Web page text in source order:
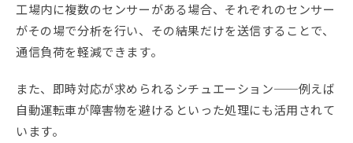
工場内に複数のセンサーがある場合、それぞれのセンサー
がその場で分析を行い、その結果だけを送信することで、
通信負荷を軽減できます。
また、即時対応が求められるシチュエーション──例えば
自動運転車が障害物を避けるといった処理にも活用されて
います。